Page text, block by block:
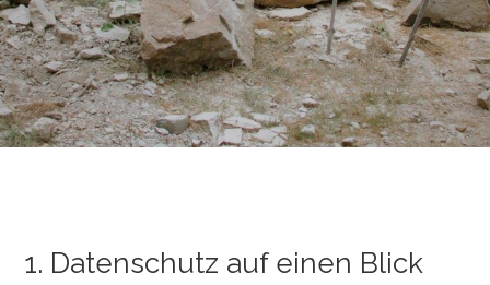
1. Datenschutz auf einen Blick